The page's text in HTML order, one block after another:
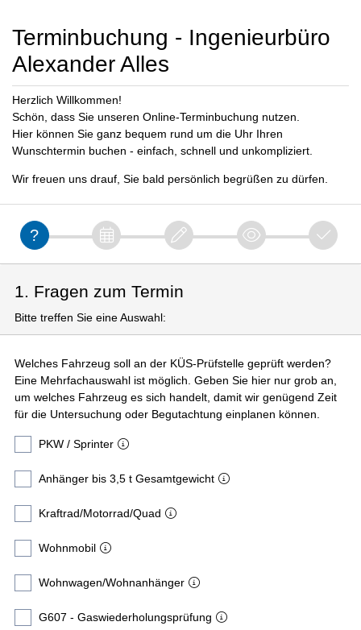
Terminbuchung - Ingenieurbüro
Alexander Alles
Herzlich Willkommen!
Schön, dass Sie unseren Online-Terminbuchung nutzen.
Hier können Sie ganz bequem rund um die Uhr Ihren
Wunschtermin buchen - einfach, schnell und unkompliziert.
Wir freuen uns drauf, Sie bald persönlich begrüßen zu dürfen.
1. Fragen zum Termin
Bitte treffen Sie eine Auswahl:
Welches Fahrzeug soll an der KÜS-Prüfstelle geprüft werden?
Eine Mehrfachauswahl ist möglich. Geben Sie hier nur grob an,
um welches Fahrzeug es sich handelt, damit wir genügend Zeit
für die Untersuchung oder Begutachtung einplanen können.
PKW / Sprinter
Anhänger bis 3,5 t Gesamtgewicht
Kraftrad/Motorrad/Quad
Wohnmobil
Wohnwagen/Wohnanhänger
G607 - Gaswiederholungsprüfung